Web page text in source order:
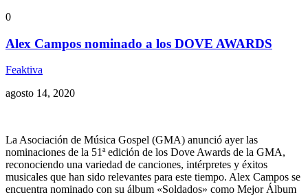
0
Alex Campos nominado a los DOVE AWARDS
Feaktiva
agosto 14, 2020
La Asociación de Música Gospel (GMA) anunció ayer las
nominaciones de la 51ª edición de los Dove Awards de la GMA,
reconociendo una variedad de canciones, intérpretes y éxitos
musicales que han sido relevantes para este tiempo. Alex Campos se
encuentra nominado con su álbum «Soldados» como Mejor Álbum